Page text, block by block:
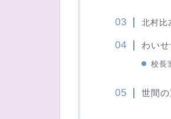
北村比
わい
校長
世間